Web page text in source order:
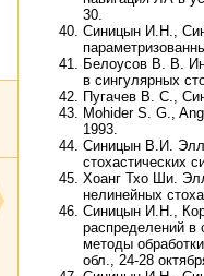
30.
Синицын И.Н.,
Белоусов В. В.
в сингулярных
Пугачев В. С.,
Mohider S. G.,
1993.
Синицын В.И.
стохастических
Хоанг Тхо Ши.
нелинейных
Синицын И.Н.,
распределений в
методы
обл., 24-28